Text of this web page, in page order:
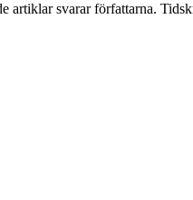
artiklar svarar författarna.